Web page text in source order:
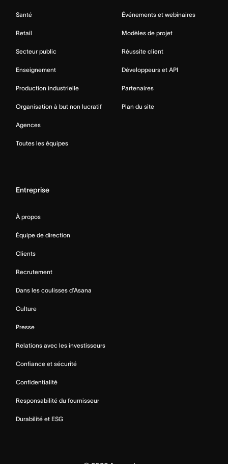
Santé
Retail
Secteur public
Enseignement
Production industrielle
Organisation à but non lucratif
Agences
Toutes les équipes
Événements et webinaires
Modèles de projet
Réussite client
Développeurs et API
Partenaires
Plan du site
Entreprise
À propos
Équipe de direction
Clients
Recrutement
Dans les coulisses d’Asana
Culture
Presse
Relations avec les investisseurs
Confiance et sécurité
Confidentialité
Responsabilité du fournisseur
Durabilité et ESG